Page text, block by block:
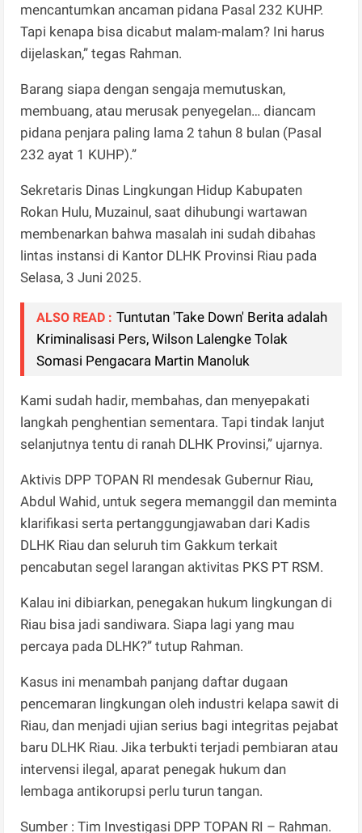
mencantumkan ancaman pidana Pasal 232 KUHP.
Tapi kenapa bisa dicabut malam-malam? Ini harus
dijelaskan,” tegas Rahman.
Barang siapa dengan sengaja memutuskan,
membuang, atau merusak penyegelan… diancam
pidana penjara paling lama 2 tahun 8 bulan (Pasal
232 ayat 1 KUHP).”
Sekretaris Dinas Lingkungan Hidup Kabupaten
Rokan Hulu, Muzainul, saat dihubungi wartawan
membenarkan bahwa masalah ini sudah dibahas
lintas instansi di Kantor DLHK Provinsi Riau pada
Selasa, 3 Juni 2025.
ALSO READ : Tuntutan 'Take Down' Berita adalah
Kriminalisasi Pers, Wilson Lalengke Tolak
Somasi Pengacara Martin Manoluk
Kami sudah hadir, membahas, dan menyepakati
langkah penghentian sementara. Tapi tindak lanjut
selanjutnya tentu di ranah DLHK Provinsi,” ujarnya.
Aktivis DPP TOPAN RI mendesak Gubernur Riau,
Abdul Wahid, untuk segera memanggil dan meminta
klarifikasi serta pertanggungjawaban dari Kadis
DLHK Riau dan seluruh tim Gakkum terkait
pencabutan segel larangan aktivitas PKS PT RSM.
Kalau ini dibiarkan, penegakan hukum lingkungan di
Riau bisa jadi sandiwara. Siapa lagi yang mau
percaya pada DLHK?” tutup Rahman.
Kasus ini menambah panjang daftar dugaan
pencemaran lingkungan oleh industri kelapa sawit di
Riau, dan menjadi ujian serius bagi integritas pejabat
baru DLHK Riau. Jika terbukti terjadi pembiaran atau
intervensi ilegal, aparat penegak hukum dan
lembaga antikorupsi perlu turun tangan.
Sumber : Tim Investigasi DPP TOPAN RI – Rahman.